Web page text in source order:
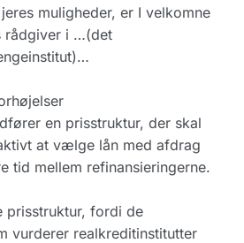
muligheder, er I velkomne
rådgiver i …(det
en prisstruktur, der skal
at vælge lån med afdrag
tid mellem refinansieringerne.
prisstruktur, fordi de
vurderer realkreditinstitutter